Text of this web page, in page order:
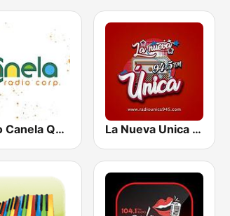
Radio Canela Quito La Nueva Unica 94.5 FM